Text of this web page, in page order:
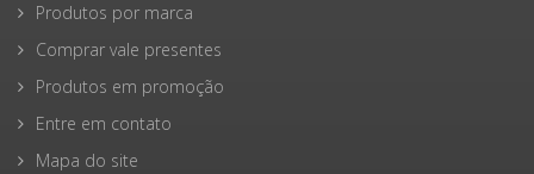
Produtos por marca
Comprar vale presentes
Produtos em promoção
Entre em contato
Mapa do site